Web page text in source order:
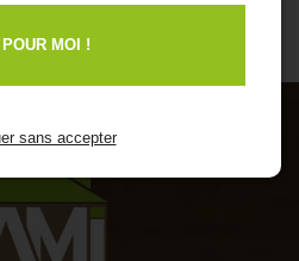
MOI !
sans accepter